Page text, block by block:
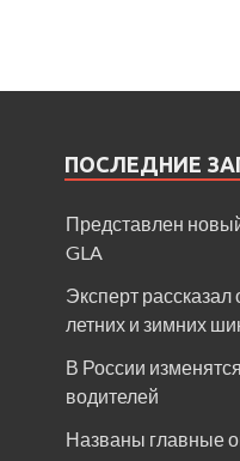
ПОСЛЕДНИЕ
Представлен
GLA
Эксперт рассказал
летних и зимних
В России
водителей
Названы главные